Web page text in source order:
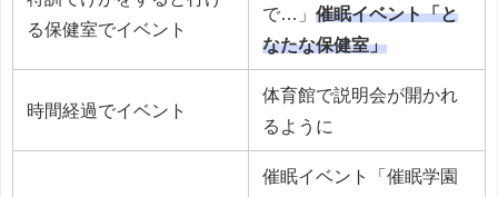
る保健室でイベント
で…」 催眠イベント「と
なたな保健室」
時間経過でイベント
体育館で説明会が開かれ
るように
催眠イベント「催眠学園